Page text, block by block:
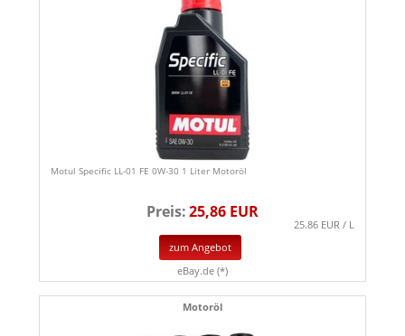
Motul Specific LL-01 FE 0W-30 1 Liter Motoröl
Preis:25,86 EUR
25.86 EUR / L
zum Angebot
eBay.de (*)
Motoröl